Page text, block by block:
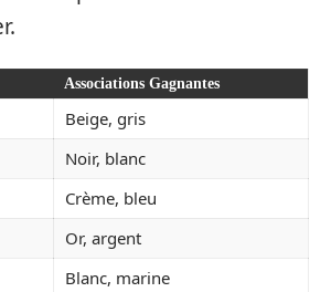
Associations Gagnantes
Beige, gris
Noir, blanc
Crème, bleu
Or, argent
Blanc, marine